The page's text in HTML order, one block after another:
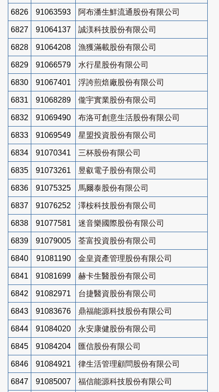
6826 91063593 阿布潘生鮮流通股份有限公司
6827 91064137 誠渼科技股份有限公司
6828 91064208 漁獲滿載股份有限公司
6829 91066579 水行星股份有限公司
6830 91067401 浮誇煎焙廠股份有限公司
6831 91068289 儱宇實業股份有限公司
6832 91069490 布洛可創意生活股份有限公司
6833 91069549 星盟投資股份有限公司
6834 91070341 三杯股份有限公司
6835 91073261 昱叡電子股份有限公司
6836 91075325 馬爾泰股份有限公司
6837 91076252 澤桉科技股份有限公司
6838 91077581 迷音樂國際股份有限公司
6839 91079005 荃富投資股份有限公司
6840 91081190 金皇資產管理股份有限公司
6841 91081699 赫卡生醫股份有限公司
6842 91082971 台捷醫資股份有限公司
6843 91083676 鼎福能源科技股份有限公司
6844 91084020 永安康健股份有限公司
6845 91084204 匯信股份有限公司
6846 91084921 律生活管理顧問股份有限公司
6847 91085007 福信能源科技股份有限公司